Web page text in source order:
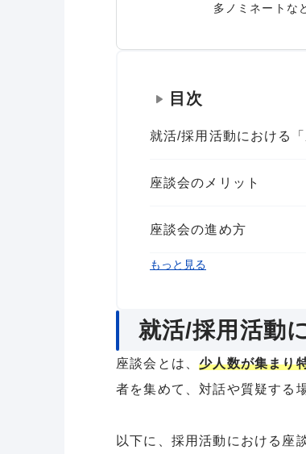
多ノミネートな
目次
就活/採用活動における
座談会のメリット
座談会の進め方
座談会を成功させるポイ
座談会でよくある質問
まとめ
もっと見る
就活/採用活動
座談会とは、少人数が集まり
者を集めて、対話や質疑する
以下に、採用活動における座